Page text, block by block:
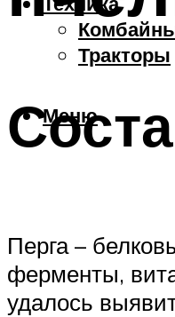
Тракторы
Меню
Перга –
ферменты,
удалось